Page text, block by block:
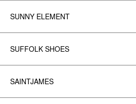
SUNNY ELEMENT
SUFFOLK SHOES
SAINTJAMES